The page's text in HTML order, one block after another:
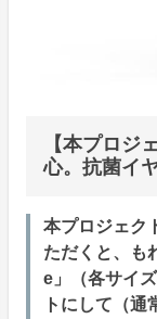
【本プロジ
心。抗菌イ
本プロジェク
ただくと、も
e」（各サイ
トにして（